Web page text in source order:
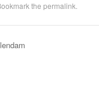
the permalink